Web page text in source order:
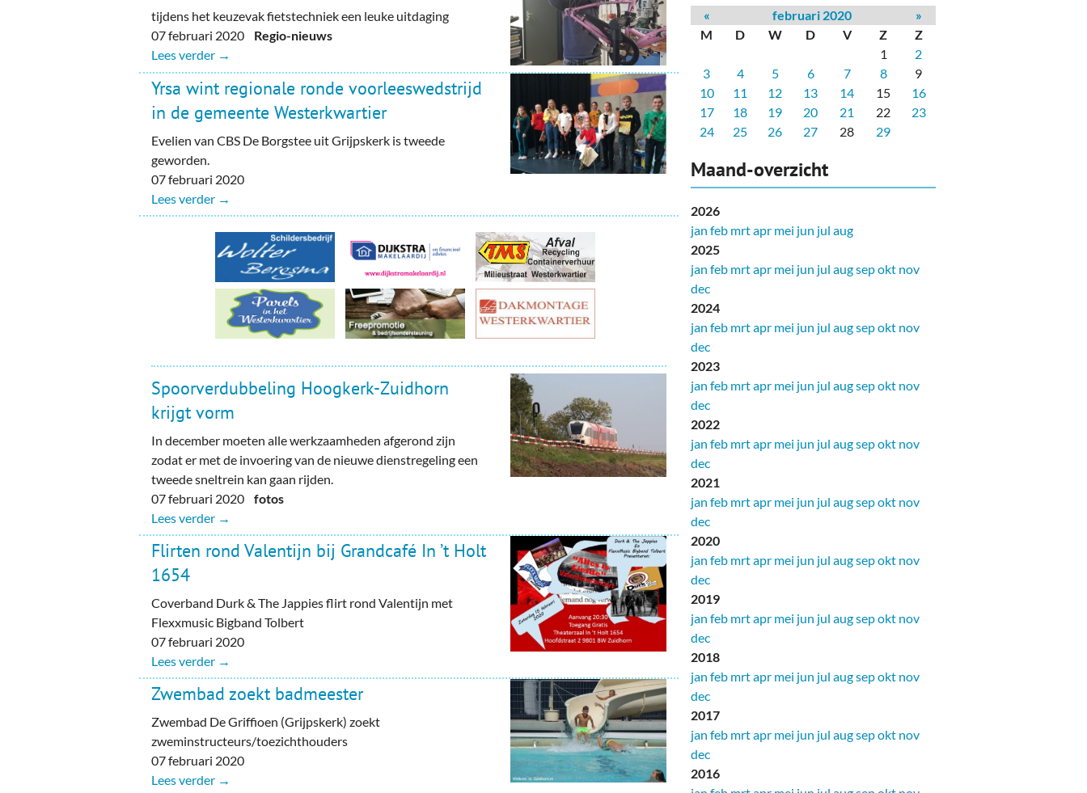
Zuidhorners
On-line bestellen in Zuidhorn
Financiën, Makelaars & Hypotheken
Diensten, Gemak & Zakelijk
(Ver) Bouw & Onderhoud
Bedrijven in de Regio Zuidhorn
Bedrijven van Vroeger
tijdens het keuzevak fietstechniek een leuke uitdaging
07 februari 2020 Regio-nieuws
Lees verder →
Yrsa wint regionale ronde voorleeswedstrijd
in de gemeente Westerkwartier
Evelien van CBS De Borgstee uit Grijpskerk is tweede
geworden.
07 februari 2020
Lees verder →
Spoorverdubbeling Hoogkerk-Zuidhorn
krijgt vorm
In december moeten alle werkzaamheden afgerond zijn
zodat er met de invoering van de nieuwe dienstregeling een
tweede sneltrein kan gaan rijden.
07 februari 2020fotos
Lees verder →
Flirten rond Valentijn bij Grandcafé In ’t Holt
1654
Coverband Durk & The Jappies flirt rond Valentijn met
Flexxmusic Bigband Tolbert
07 februari 2020
Lees verder →
Zwembad zoekt badmeester
Zwembad De Griffioen (Grijpskerk) zoekt
zweminstructeurs/toezichthouders
07 februari 2020
Lees verder →
« februari 2020
»
M
D W D V Z
Z
1
2
3
4 5 6 7 8
9
10
11 12 13 14 15
16
17
18 19 20 21 22
23
24
25 26 27 28 29
Maand-overzicht
2026
jan feb mrtapr mei jun jul aug
2025
jan feb mrtapr mei jun jul augsepokt nov
dec
2024
jan feb mrtapr mei jun jul augsepokt nov
dec
2023
jan feb mrtapr mei jun jul augsepokt nov
dec
2022
jan feb mrtapr mei jun jul augsepokt nov
dec
2021
jan feb mrtapr mei jun jul augsepokt nov
dec
2020
jan feb mrtapr mei jun jul augsepokt nov
dec
2019
jan feb mrtapr mei jun jul augsepokt nov
dec
2018
jan feb mrtapr mei jun jul augsepokt nov
dec
2017
jan feb mrtapr mei jun jul augsepokt nov
dec
2016